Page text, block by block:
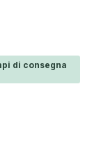
di consegna
non è al momento